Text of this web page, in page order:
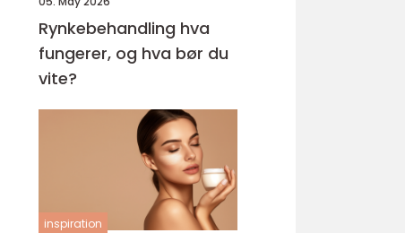
Rynkebehandling hva
fungerer, og hva bør du
vite?
inspiration